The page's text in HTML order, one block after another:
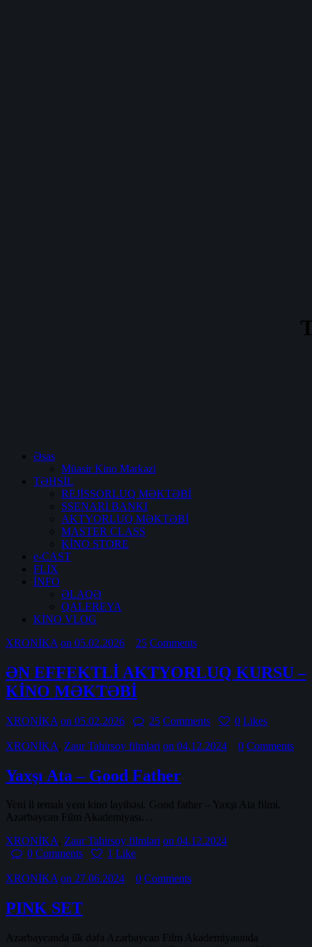
Əsas
Müasir Kino Mərkəzi
TƏHSİL
REJİSSORLUQ MƏKTƏBİ
SSENARİ BANKI
AKTYORLUQ MƏKTƏBİ
MASTER CLASS
KİNO STORE
e-CAST
FLIX
İNFO
ƏLAQƏ
QALEREYA
KİNO VLOG
XRONİKA on 05.02.2026 25 Comments
ƏN EFFEKTLİ AKTYORLUQ KURSU –
KİNO MƏKTƏBİ
XRONİKA on 05.02.2026 25 Comments 0 Likes
XRONİKA, Zaur Tahirsoy filmləri on 04.12.2024 0 Comments
Yaxşı Ata – Good Father
Yeni il temalı yeni kino layihəsi. Good father – Yaxşı Ata filmi.
Azərbaycan Film Akademiyası…
XRONİKA, Zaur Tahirsoy filmləri on 04.12.2024
0 Comments 1 Like
XRONİKA on 27.06.2024 0 Comments
PINK SET
Azərbaycanda ilk dəfə Azərbaycan Film Akademiyasında